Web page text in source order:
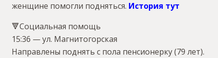
женщине помогли подняться. История тут
🔻Социальная помощь
15:36 — ул. Магнитогорская
Направлены поднять с пола пенсионерку (79 лет).